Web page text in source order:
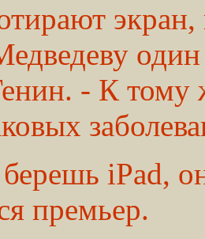
один
- К тому
iPad,
премьер.